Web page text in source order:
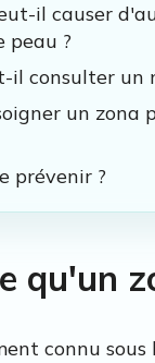
il causer
peau ?
il consulter un
un zona
prévenir ?
qu'un
connu sous